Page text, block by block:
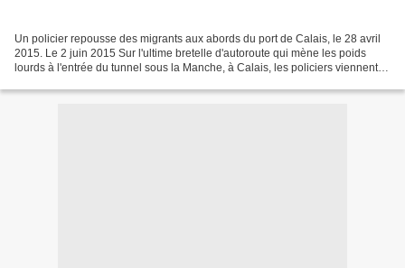
Un policier repousse des migrants aux abords du port de Calais, le 28 avril
2015. Le 2 juin 2015 Sur l'ultime bretelle d'autoroute qui mène les poids
lourds à l'entrée du tunnel sous la Manche, à Calais, les policiers viennent